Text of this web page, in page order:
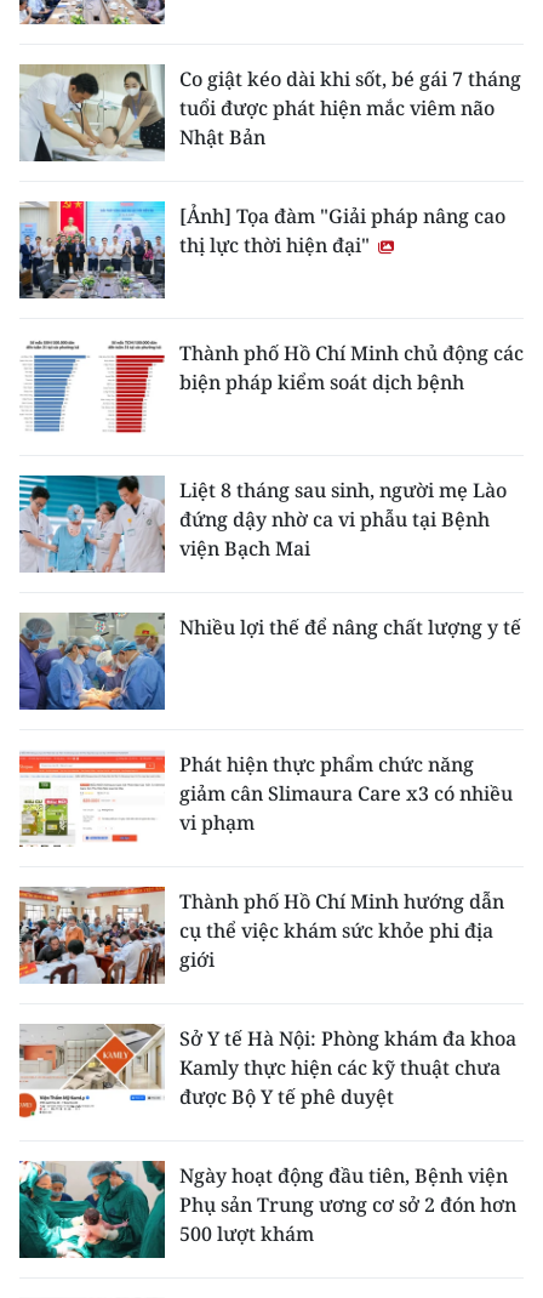
Co giật kéo dài khi sốt, bé gái 7 tháng
tuổi được phát hiện mắc viêm não
Nhật Bản
[Ảnh] Tọa đàm "Giải pháp nâng cao
thị lực thời hiện đại"
Thành phố Hồ Chí Minh chủ động các
biện pháp kiểm soát dịch bệnh
Liệt 8 tháng sau sinh, người mẹ Lào
đứng dậy nhờ ca vi phẫu tại Bệnh
viện Bạch Mai
Nhiều lợi thế để nâng chất lượng y tế
Phát hiện thực phẩm chức năng
giảm cân Slimaura Care x3 có nhiều
vi phạm
Thành phố Hồ Chí Minh hướng dẫn
cụ thể việc khám sức khỏe phi địa
giới
Sở Y tế Hà Nội: Phòng khám đa khoa
Kamly thực hiện các kỹ thuật chưa
được Bộ Y tế phê duyệt
Ngày hoạt động đầu tiên, Bệnh viện
Phụ sản Trung ương cơ sở 2 đón hơn
500 lượt khám